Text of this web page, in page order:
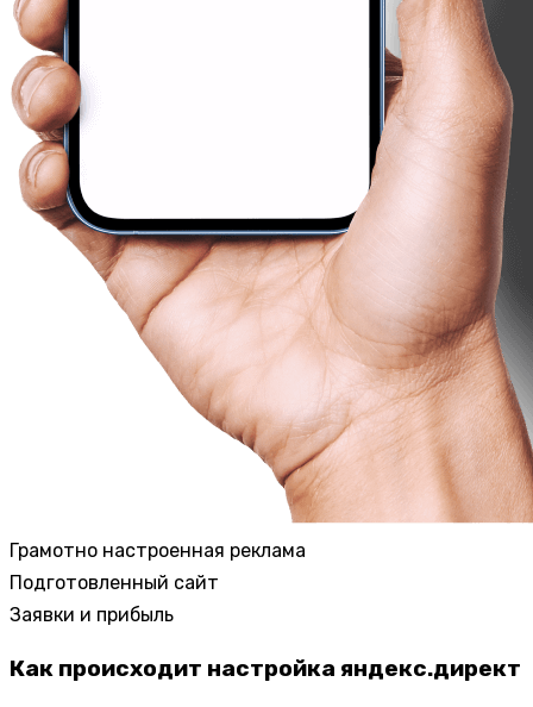
Грамотно настроенная реклама
Подготовленный сайт
Заявки и прибыль
Как происходит настройка яндекс.директ